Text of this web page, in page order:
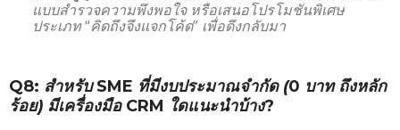
แบบสำรวจความพึงพอใจ หรือเสนอโปรโมชันพิเศษ
ประเภท“คิดถึงจึงแจกโค้ด” เพื่อดึงกลับมา
Q8: สำหรับSME ที่มีงบประมาณจำกัด (0 บาท ถึงหลัก
ร้อย) มีเครื่องมือ CRM ใดแนะนำบ้าง?